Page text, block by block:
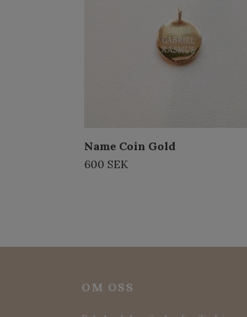
Name Coin Gold
600 SEK
OM OSS